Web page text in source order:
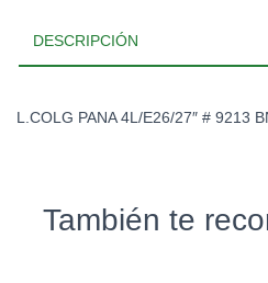
DESCRIPCIÓN
L.COLG PANA 4L/E26/27″ # 9213
También te